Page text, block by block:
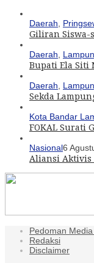
Daerah,
Giliran Siswa-
Daerah,
Bupati Ela Siti
Daerah,
Sekda
Kota Bandar
FOKAL Surati
Nasional6
Aliansi Aktivis
Pedoman
Redaksi
Disclaimer